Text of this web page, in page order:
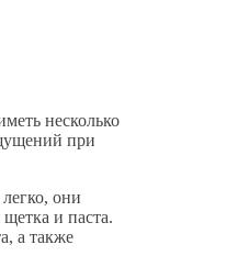
несколько
при
они
и паста.
а также